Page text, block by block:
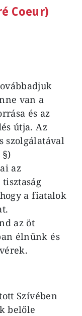
Coeur)
van a
és az
útja. Az
szolgálatával
az
tisztaság
a fiatalok
az öt
élnünk és
Szívében
belőle